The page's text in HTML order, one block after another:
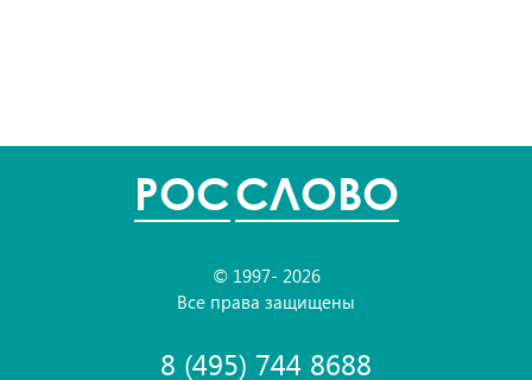
POCСЛОВО
© 1997- 2026
Все права защищены
8 (495) 744 8688